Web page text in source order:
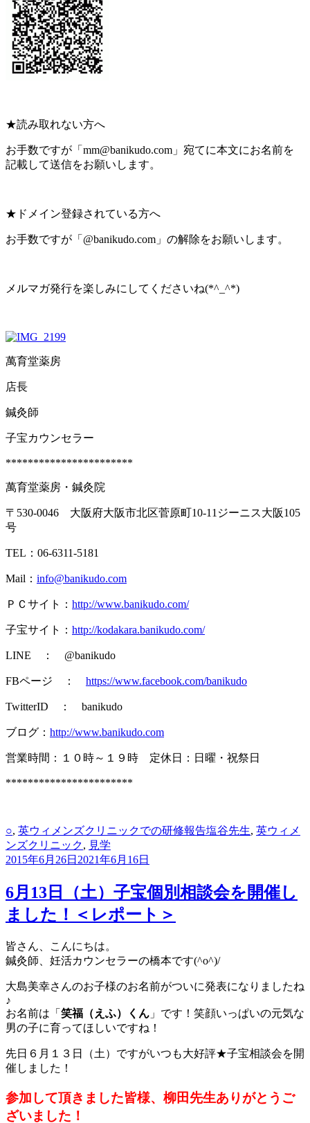
★読み取れない方へ
お手数ですが「mm@banikudo.com」宛てに本文にお名前を
記載して送信をお願いします。
★ドメイン登録されている方へ
お手数ですが「@banikudo.com」の解除をお願いします。
メルマガ発行を楽しみにしてくださいね(*^_^*)
萬育堂薬房
店長
鍼灸師
子宝カウンセラー
***********************
萬育堂薬房・鍼灸院
〒530-0046 大阪府大阪市北区菅原町10-11ジーニス大阪105
号
TEL：06-6311-5181
Mail： info@banikudo.com
ＰＣサイト： http://www.banikudo.com/
子宝サイト： http://kodakara.banikudo.com/
LINE ： @banikudo
FBページ ： https://www.facebook.com/banikudo
TwitterID ： banikudo
ブログ： http://www.banikudo.com
営業時間：１０時～１９時 定休日：日曜・祝祭日
***********************
カ
テ
ゴ
ー
○, 英ウィメンズクリニックでの研修報告タ
塩谷先生, 英ウィメ
ンズクリニック, 見学
2015年6月26日 2021年6月16日
6月13日（土）子宝個別相談会を開催し
ました！＜レポート＞
皆さん、こんにちは。
鍼灸師、妊活カウンセラーの橋本です(^o^)/
大島美幸さんのお子様のお名前がついに発表になりましたね
♪
お名前は「 笑福（えふ）くん 」です！笑顔いっぱいの元気な
男の子に育ってほしいですね！
先日６月１３日（土）ですがいつも大好評★子宝相談会を開
催しました！
参加して頂きました皆様、柳田先生ありがとうご
ざいました！